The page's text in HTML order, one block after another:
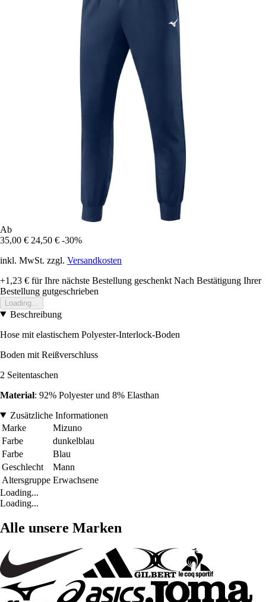
Ab
35,00 € 24,50 € -30%
inkl. MwSt. zzgl. Versandkosten
+1,23 € für Ihre nächste Bestellung geschenkt Nach Bestätigung Ihrer
Bestellung gutgeschrieben
Loading...
Beschreibung
Hose mit elastischem Polyester-Interlock-Boden
Boden mit Reißverschluss
2 Seitentaschen
Material: 92% Polyester und 8% Elasthan
Zusätzliche Informationen
Marke
Mizuno
Farbe
dunkelblau
Farbe
Blau
Geschlecht
Mann
Altersgruppe Erwachsene
Loading...
Loading...
Alle unsere Marken